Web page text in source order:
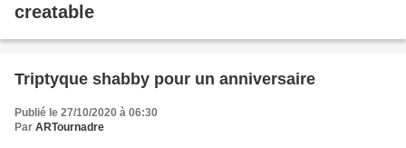
creatable
Triptyque shabby pour un anniversaire
Publié le 27/10/2020 à 06:30
Par ARTournadre